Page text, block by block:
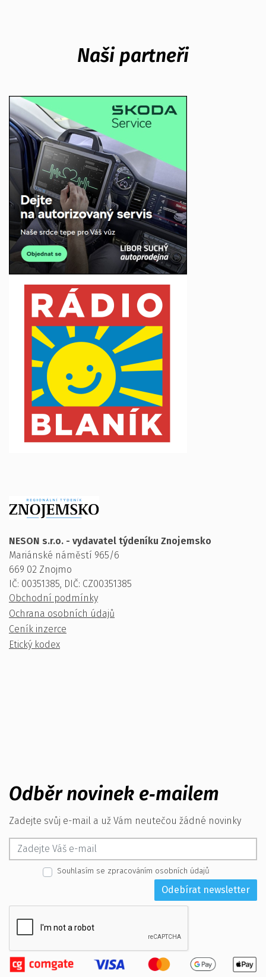
Naši partneři
NESON s.r.o. - vydavatel týdeníku Znojemsko
Mariánské náměstí 965/6
669 02 Znojmo
IČ: 00351385, DIČ: CZ00351385
Obchodní podmínky
Ochrana osobních údajů
Ceník inzerce
Etický kodex
Odběr novinek e‑mailem
Zadejte svůj e-mail a už Vám neutečou žádné novinky
Souhlasím se zpracováním osobních údajů
Odebírat newsletter